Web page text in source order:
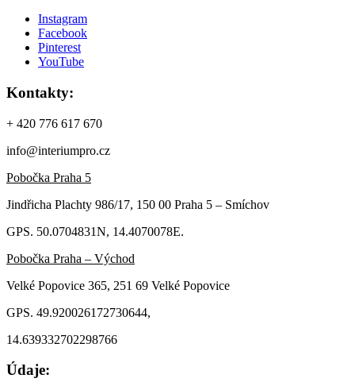
Instagram
Facebook
Pinterest
YouTube
Kontakty:
+ 420 776 617 670
info@interiumpro.cz
Pobočka Praha 5
Jindřicha Plachty 986/17, 150 00 Praha 5 – Smíchov
GPS. 50.0704831N, 14.4070078E.
Pobočka Praha – Východ
Velké Popovice 365, 251 69 Velké Popovice
GPS. 49.920026172730644,
14.639332702298766
Údaje: